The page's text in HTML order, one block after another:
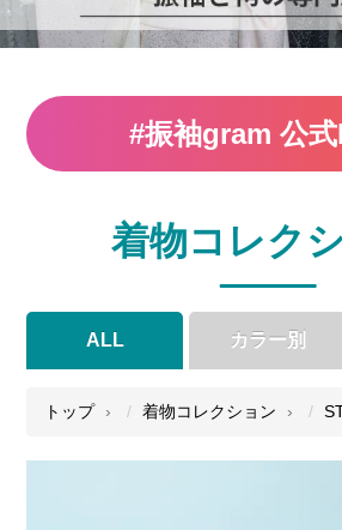
#振袖gram 公
着物コレク
ALL カラー別
● ● ●
● ● ●
トップ 着物コレクション